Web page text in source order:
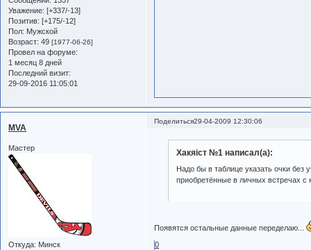
Уважение: [+337/-13]
Позитив: [+175/-12]
Пол: Мужской
Возраст: 49 [1977-06-26]
Провел на форуме:
1 месяц 8 дней
Последний визит:
29-09-2016 11:05:01
Поделиться29-04-2009 12:30:06
MVA
Мастер
Откуда: Минск
Хакяiст №1 написал(а):
Надо бы в таблице указать очки без
приобретённые в личных встречах
Появятся остальные данные переделаю...
0